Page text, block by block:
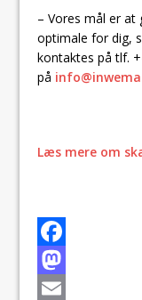
– Vores mål er at
optimale for dig,
kontaktes på tlf.
på
Læs mere om
F
a
M